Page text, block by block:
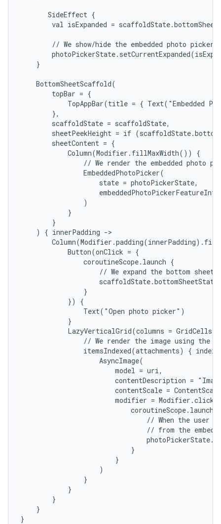
       SideEffect {
val isExpanded =
// We show/hide the embedded photo picker
    }
    BottomSheetScaffold(
        topBar = {
TopAppBar(title = { Text("Embedded
        },
        scaffoldState = scaffoldState,
sheetPeekHeight = if
        sheetContent = {
            Column(Modifier.fillMaxWidth()) {
// We render the embedded photo
                EmbeddedPhotoPicker(
                    state = photoPickerState,
                )
            }
        }
    ) { innerPadding ->
            Button(onClick = {
                coroutineScope.launch {
// We expand the bottom
                }
            }) {
                Text("Open photo picker")
            }
LazyVerticalGrid(columns =
// We render the image using the
itemsIndexed(attachments) {
                    AsyncImage(
                        model = uri,
contentDescription =
contentScale =
modifier =
                            coroutineScope.launch {
// When the user
// from the
                            }
                        }
                    )
                }
            }
        }
    }
}